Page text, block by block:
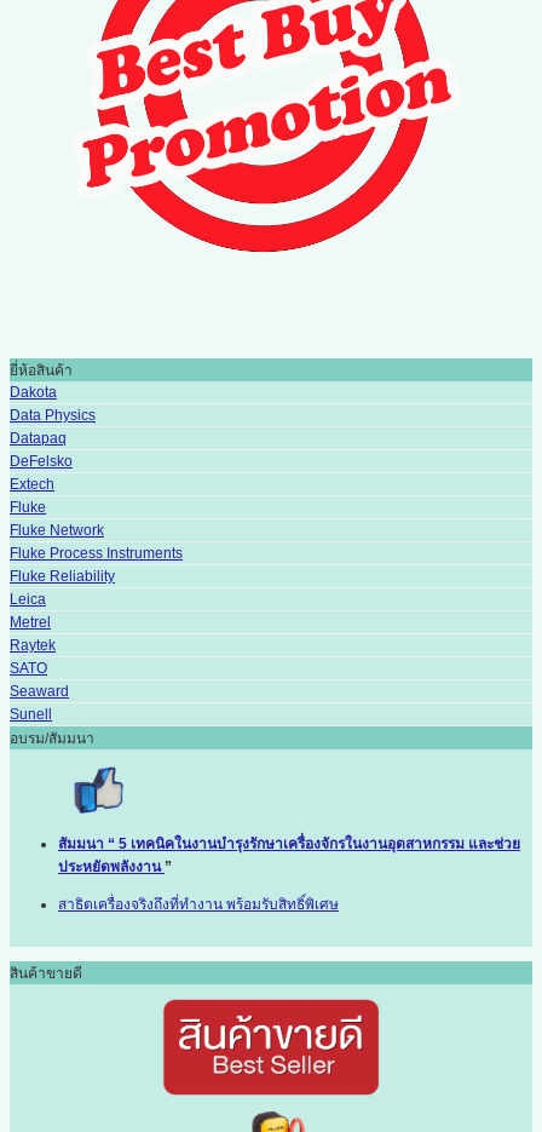
ยี่ห้อสินค้า
Dakota
Data Physics
Datapaq
DeFelsko
Extech
Fluke
Fluke Network
Fluke Process Instruments
Fluke Reliability
Leica
Metrel
Raytek
SATO
Seaward
Sunell
อบรม/สัมมนา
สัมมนา “ 5 เทคนิคในงานบำรุงรักษาเครื่องจักรในงานอุตสาหกรรม และช่วย
ประหยัดพลังงาน ”
สาธิตเครื่องจริงถึงที่ทำงาน พร้อมรับสิทธิ์พิเศษ
สินค้าขายดี